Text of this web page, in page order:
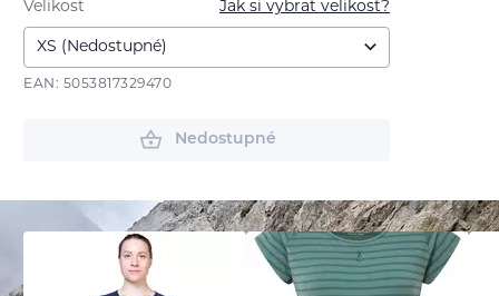
Jak si vybrat velikost?
Velikost
EAN: 5053817329470
Nedostupné